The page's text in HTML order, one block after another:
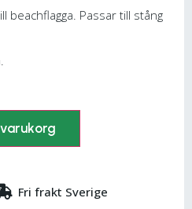
beachflagga. Passar till stång
Fri frakt Sverige